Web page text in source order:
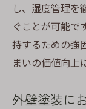
施工
塗装
高耐
外壁
し、湿度管理を
ぐことが可能で
持するための強
まいの価値向上
外壁塗装に